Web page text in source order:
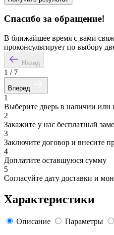
Спасибо за обращение!
В ближайшее время с вами
проконсультирует по выбору
Назад
1 / 7
Вперед
1
Выберите дверь в наличии или
2
Закажите у нас бесплатный
3
Заключите договор и внесите
4
Доплатите оставшуюся сумму
5
Согласуйте дату доставки и
Характеристики
Описание Параметры